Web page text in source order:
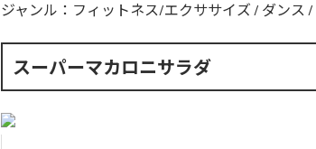
ジャンル： フィットネス/エクササイズ / ダンス /
スーパーマカロニサラダ